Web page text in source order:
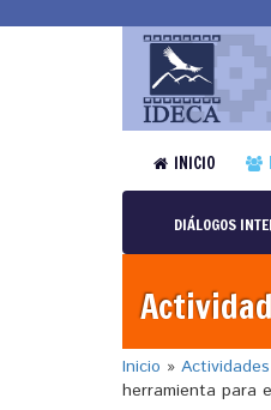
INICIO
DIÁLOGOS
Inicio »
herramienta para